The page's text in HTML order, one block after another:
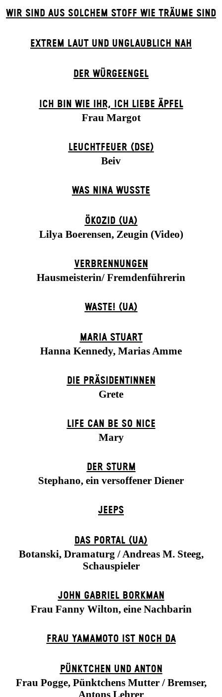
WIR SIND AUS SOLCHEM STOFF WIE TRÄUME SIND
EXTREM LAUT UND UNGLAUBLICH NAH
DER WÜR­GE­ENG­EL
ICH BIN WIE IHR, ICH LIEBE ÄPFEL
Frau Margot
LEUCHTFEUER (DSE)
Beiv
WAS NINA WUSSTE
ÖKOZID (UA)
Lilya Boerensen, Zeugin (Video)
VERBRENNUNGEN
Hausmeisterin/ Fremdenführerin
WASTE! (UA)
MARIA STUART
Hanna Kennedy, Marias Amme
DIE PRÄSI­DENT­INNEN
Grete
LIFE CAN BE SO NICE
Mary
DER STURM
Stephano, ein versoffener Diener
JEEPS
DAS POR­TAL (UA)
Botanski, Dramaturg / Andreas M. Steeg,
Schauspieler
JOHN GABRIEL BORKMAN
Frau Fanny Wilton, eine Nachbarin
FRAU YAMAMOTO IST NOCH DA
PÜNKTCHEN UND ANTON
Frau Pogge, Pünktchens Mutter / Bremser,
Antons Lehrer